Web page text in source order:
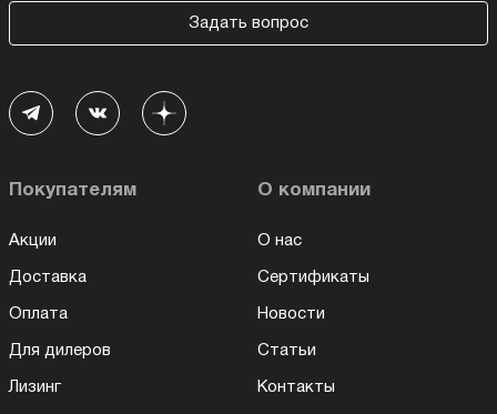
Задать вопрос
Покупателям
Акции
Доставка
Оплата
Для дилеров
Лизинг
О компании
О нас
Сертификаты
Новости
Статьи
Контакты